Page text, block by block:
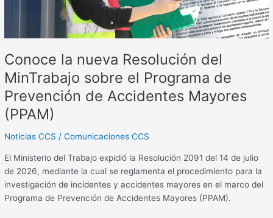
Conoce la nueva Resolución del
MinTrabajo sobre el Programa de
Prevención de Accidentes Mayores
(PPAM)
Noticias CCS /Comunicaciones CCS
El Ministerio del Trabajo expidió la Resolución 2091 del 14 de julio
de 2026, mediante la cual se reglamenta el procedimiento para la
investigación de incidentes y accidentes mayores en el marco del
Programa de Prevención de Accidentes Mayores (PPAM).
Accidentes
Mayores
(PPAM)